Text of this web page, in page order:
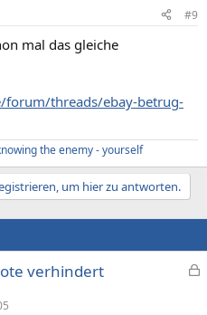
#9
mal das gleiche
forum/threads/ebay-betrug-
the enemy - yourself
um hier zu antworten.
verhindert